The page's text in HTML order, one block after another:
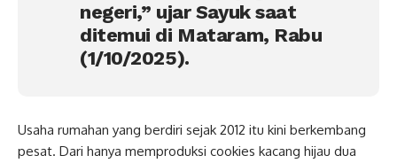
negeri,” ujar Sayuk saat
ditemui di Mataram, Rabu
(1/10/2025).
Usaha rumahan yang berdiri sejak 2012 itu kini berkembang
pesat. Dari hanya memproduksi cookies kacang hijau dua